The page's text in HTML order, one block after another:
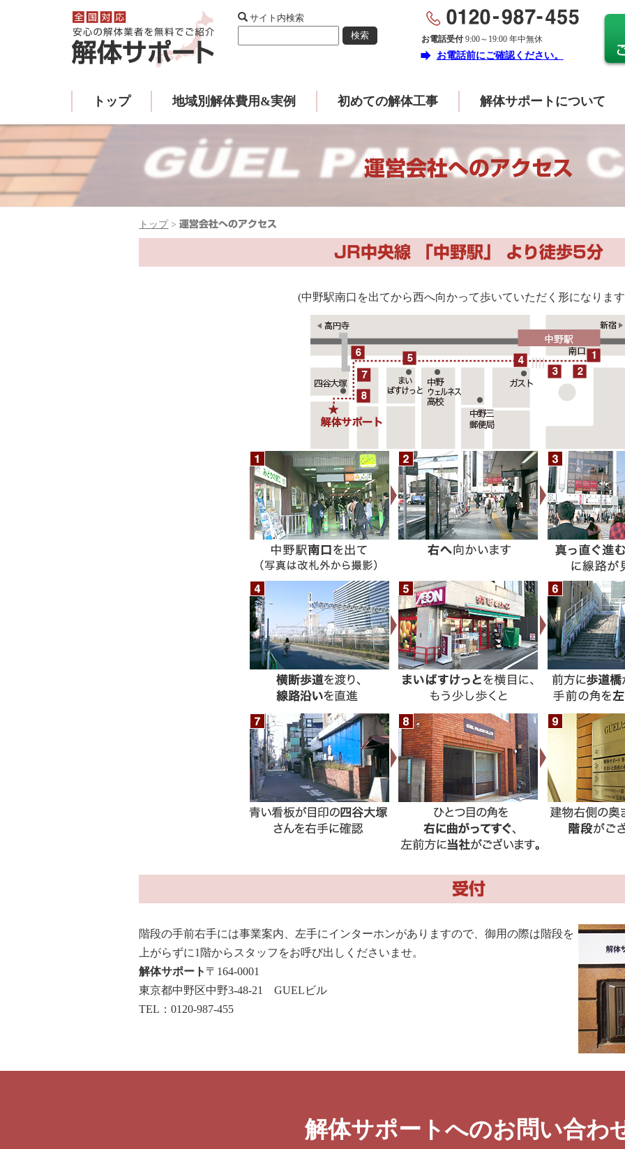
サイト内検索
お電話受付9:00～19:00 年中無休
forward お電話前にご確認ください。
トップ 地域別解体費用&実例 初めての解体工事 解体サポートについて
運営会社へのアクセス
トップ >運営会社へのアクセス
JR中央線 「中野駅」 より徒歩5分
(中野駅南口を出てから西へ向かって歩いていただく形になりま
受付
階段の手前右手には事業案内、左手にインターホンがありますので、御用の際は階段を
上がらずに1階からスタッフをお呼び出しくださいませ。
解体サポート 〒164-0001
東京都中野区中野3-48-21 GUELビル
TEL：0120-987-455
解体サポートへのお問い合わ